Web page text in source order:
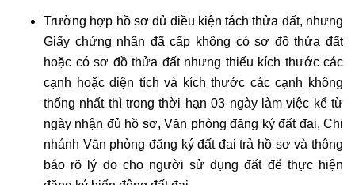
Trường hợp hồ sơ đủ điều kiện tách thửa đất, nhưng
Giấy chứng nhận đã cấp không có sơ đồ thửa đất
hoặc có sơ đồ thửa đất nhưng thiếu kích thước các
cạnh hoặc diện tích và kích thước các cạnh không
thống nhất thì trong thời hạn 03 ngày làm việc kể từ
ngày nhận đủ hồ sơ, Văn phòng đăng ký đất đai, Chi
nhánh Văn phòng đăng ký đất đai trả hồ sơ và thông
báo rõ lý do cho người sử dụng đất để thực hiện